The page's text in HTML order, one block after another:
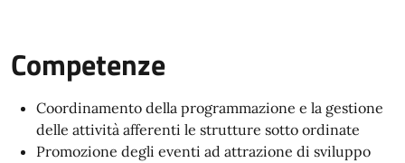
Competenze
Coordinamento della programmazione e la gestione
delle attività afferenti le strutture sotto ordinate
Promozione degli eventi ad attrazione di sviluppo